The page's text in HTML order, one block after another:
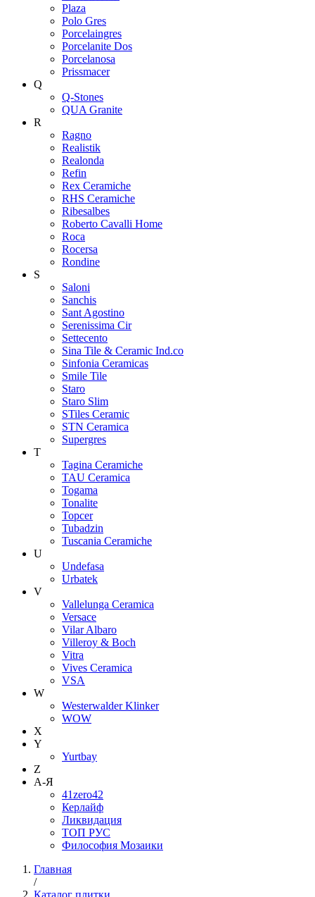
Plaza
Polo Gres
Porcelaingres
Porcelanite Dos
Porcelanosa
Prissmacer
Q
Q-Stones
QUA Granite
R
Ragno
Realistik
Realonda
Refin
Rex Ceramiche
RHS Ceramiche
Ribesalbes
Roberto Cavalli Home
Roca
Rocersa
Rondine
S
Saloni
Sanchis
Sant Agostino
Serenissima Cir
Settecento
Sina Tile & Ceramic Ind.co
Sinfonia Ceramicas
Smile Tile
Staro
Staro Slim
STiles Ceramic
STN Ceramica
Supergres
T
Tagina Ceramiche
TAU Ceramica
Togama
Tonalite
Topcer
Tubadzin
Tuscania Ceramiche
U
Undefasa
Urbatek
V
Vallelunga Ceramica
Versace
Vilar Albaro
Villeroy & Boch
Vitra
Vives Ceramica
VSA
W
Westerwalder Klinker
WOW
X
Y
Yurtbay
Z
А-Я
41zero42
Керлайф
Ликвидация
ТОП РУС
Философия Мозаики
Главная
/
Каталог плитки